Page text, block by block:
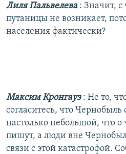
Лиля Пальвелева : Значит,
путаницы не возникает,
населения фактически?
Максим Кронгауз : Не то,
согласитесь, что Чернобыль
настолько небольшой, что
пишут, а люди вне
связи с этой катастрофой.